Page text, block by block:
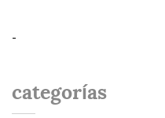
-
categorías